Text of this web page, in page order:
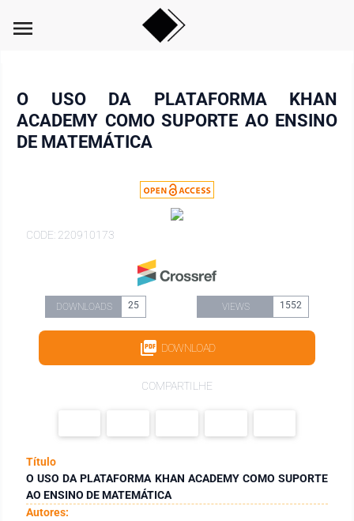
menu
O USO DA PLATAFORMA KHAN
ACADEMY COMO SUPORTE AO ENSINO
DE MATEMÁTICA
CODE: 220910173
DOWNLOADS 25 VIEWS 1552
DOWNLOAD
COMPARTILHE
Título
O USO DA PLATAFORMA KHAN ACADEMY COMO SUPORTE
AO ENSINO DE MATEMÁTICA
Autores: